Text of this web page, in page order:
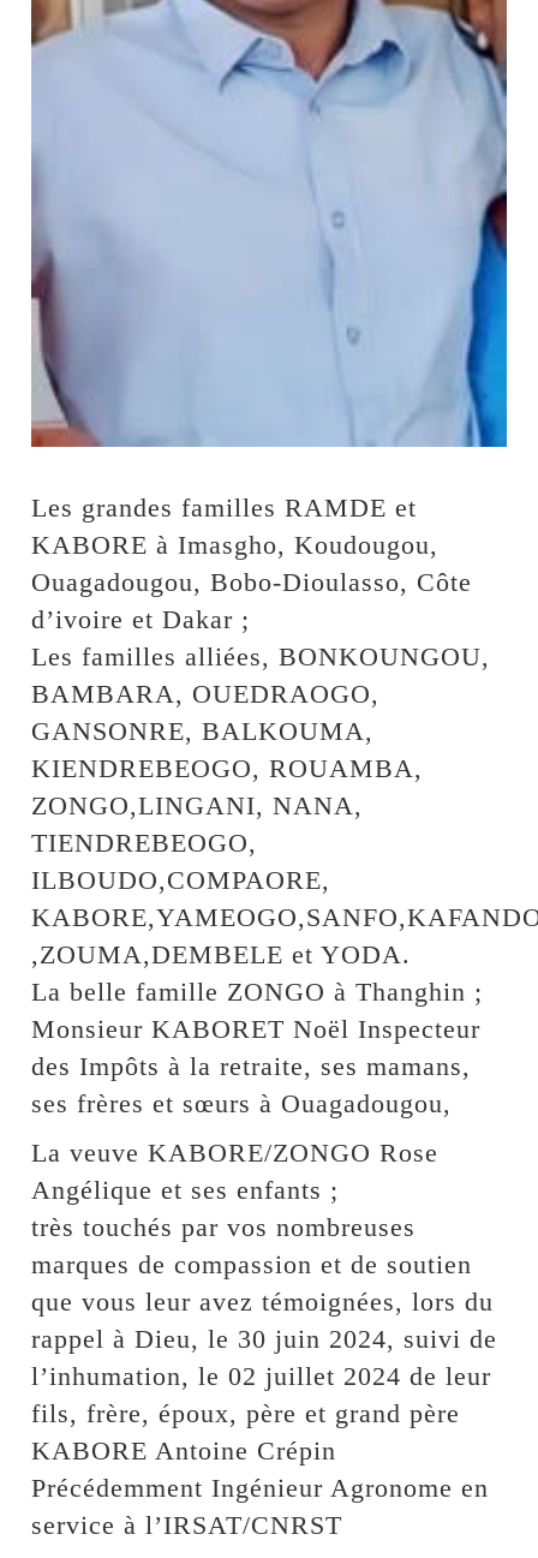
Les grandes familles RAMDE et
KABORE à Imasgho, Koudougou,
Ouagadougou, Bobo-Dioulasso, Côte
d’ivoire et Dakar ;
Les familles alliées, BONKOUNGOU,
BAMBARA, OUEDRAOGO,
GANSONRE, BALKOUMA,
KIENDREBEOGO, ROUAMBA,
ZONGO,LINGANI, NANA,
TIENDREBEOGO,
ILBOUDO,COMPAORE,
,ZOUMA,DEMBELE et YODA.
La belle famille ZONGO à Thanghin ;
Monsieur KABORET Noël Inspecteur
des Impôts à la retraite, ses mamans,
ses frères et sœurs à Ouagadougou,
La veuve KABORE/ZONGO Rose
Angélique et ses enfants ;
très touchés par vos nombreuses
marques de compassion et de soutien
que vous leur avez témoignées, lors du
rappel à Dieu, le 30 juin 2024, suivi de
l’inhumation, le 02 juillet 2024 de leur
fils, frère, époux, père et grand père
KABORE Antoine Crépin
Précédemment Ingénieur Agronome en
service à l’IRSAT/CNRST